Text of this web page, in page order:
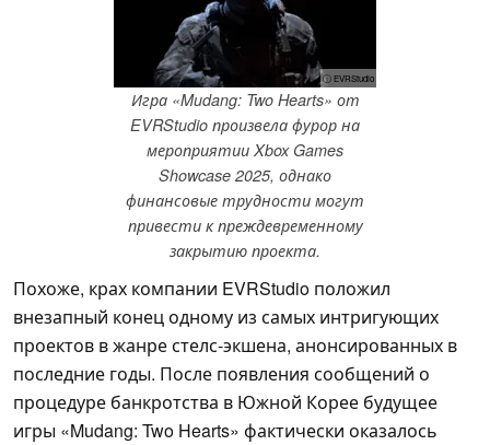
ⓘ EVRStudio
Игра «Mudang: Two Hearts» от
EVRStudio произвела фурор на
мероприятии Xbox Games
Showcase 2025, однако
финансовые трудности могут
привести к преждевременному
закрытию проекта.
Похоже, крах компании EVRStudio положил
внезапный конец одному из самых интригующих
проектов в жанре стелс-экшена, анонсированных в
последние годы. После появления сообщений о
процедуре банкротства в Южной Корее будущее
игры «Mudang: Two Hearts» фактически оказалось